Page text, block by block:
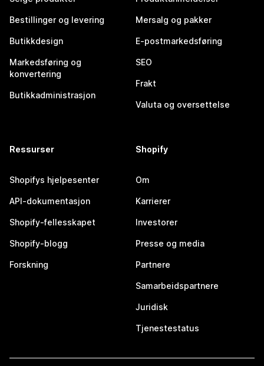
Bestillinger og levering
Butikkdesign
Markedsføring og
konvertering
Butikkadministrasjon
Mersalg og pakker
E-postmarkedsføring
SEO
Frakt
Valuta og oversettelse
Ressurser
Shopifys hjelpesenter
API-dokumentasjon
Shopify-fellesskapet
Shopify-blogg
Forskning
Shopify
Om
Karrierer
Investorer
Presse og media
Partnere
Samarbeidspartnere
Juridisk
Tjenestestatus